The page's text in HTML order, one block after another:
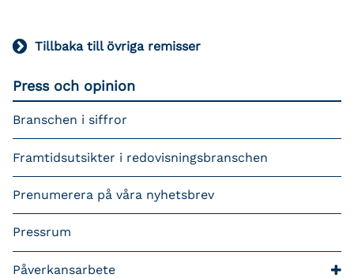
Tillbaka till övriga remisser
Press och opinion
Branschen i siffror
Framtidsutsikter i redovisningsbranschen
Prenumerera på våra nyhetsbrev
Pressrum
Påverkansarbete